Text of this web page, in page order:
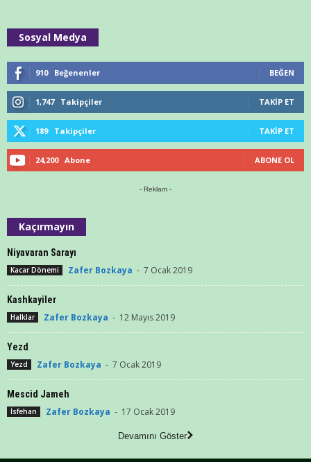
Sosyal Medya
910 Beğenenler BEĞEN
1,747 Takipçiler TAKIP ET
189 Takipçiler TAKIP ET
24,200 Abone ABONE OL
- Reklam -
Kaçırmayın
Niyavaran Sarayı
Kacar Dönemi Zafer Bozkaya - 7 Ocak 2019
Kashkayiler
Halklar Zafer Bozkaya - 12 Mayıs 2019
Yezd
Yezd Zafer Bozkaya - 7 Ocak 2019
Mescid Jameh
İsfehan Zafer Bozkaya - 17 Ocak 2019
Devamını Göster